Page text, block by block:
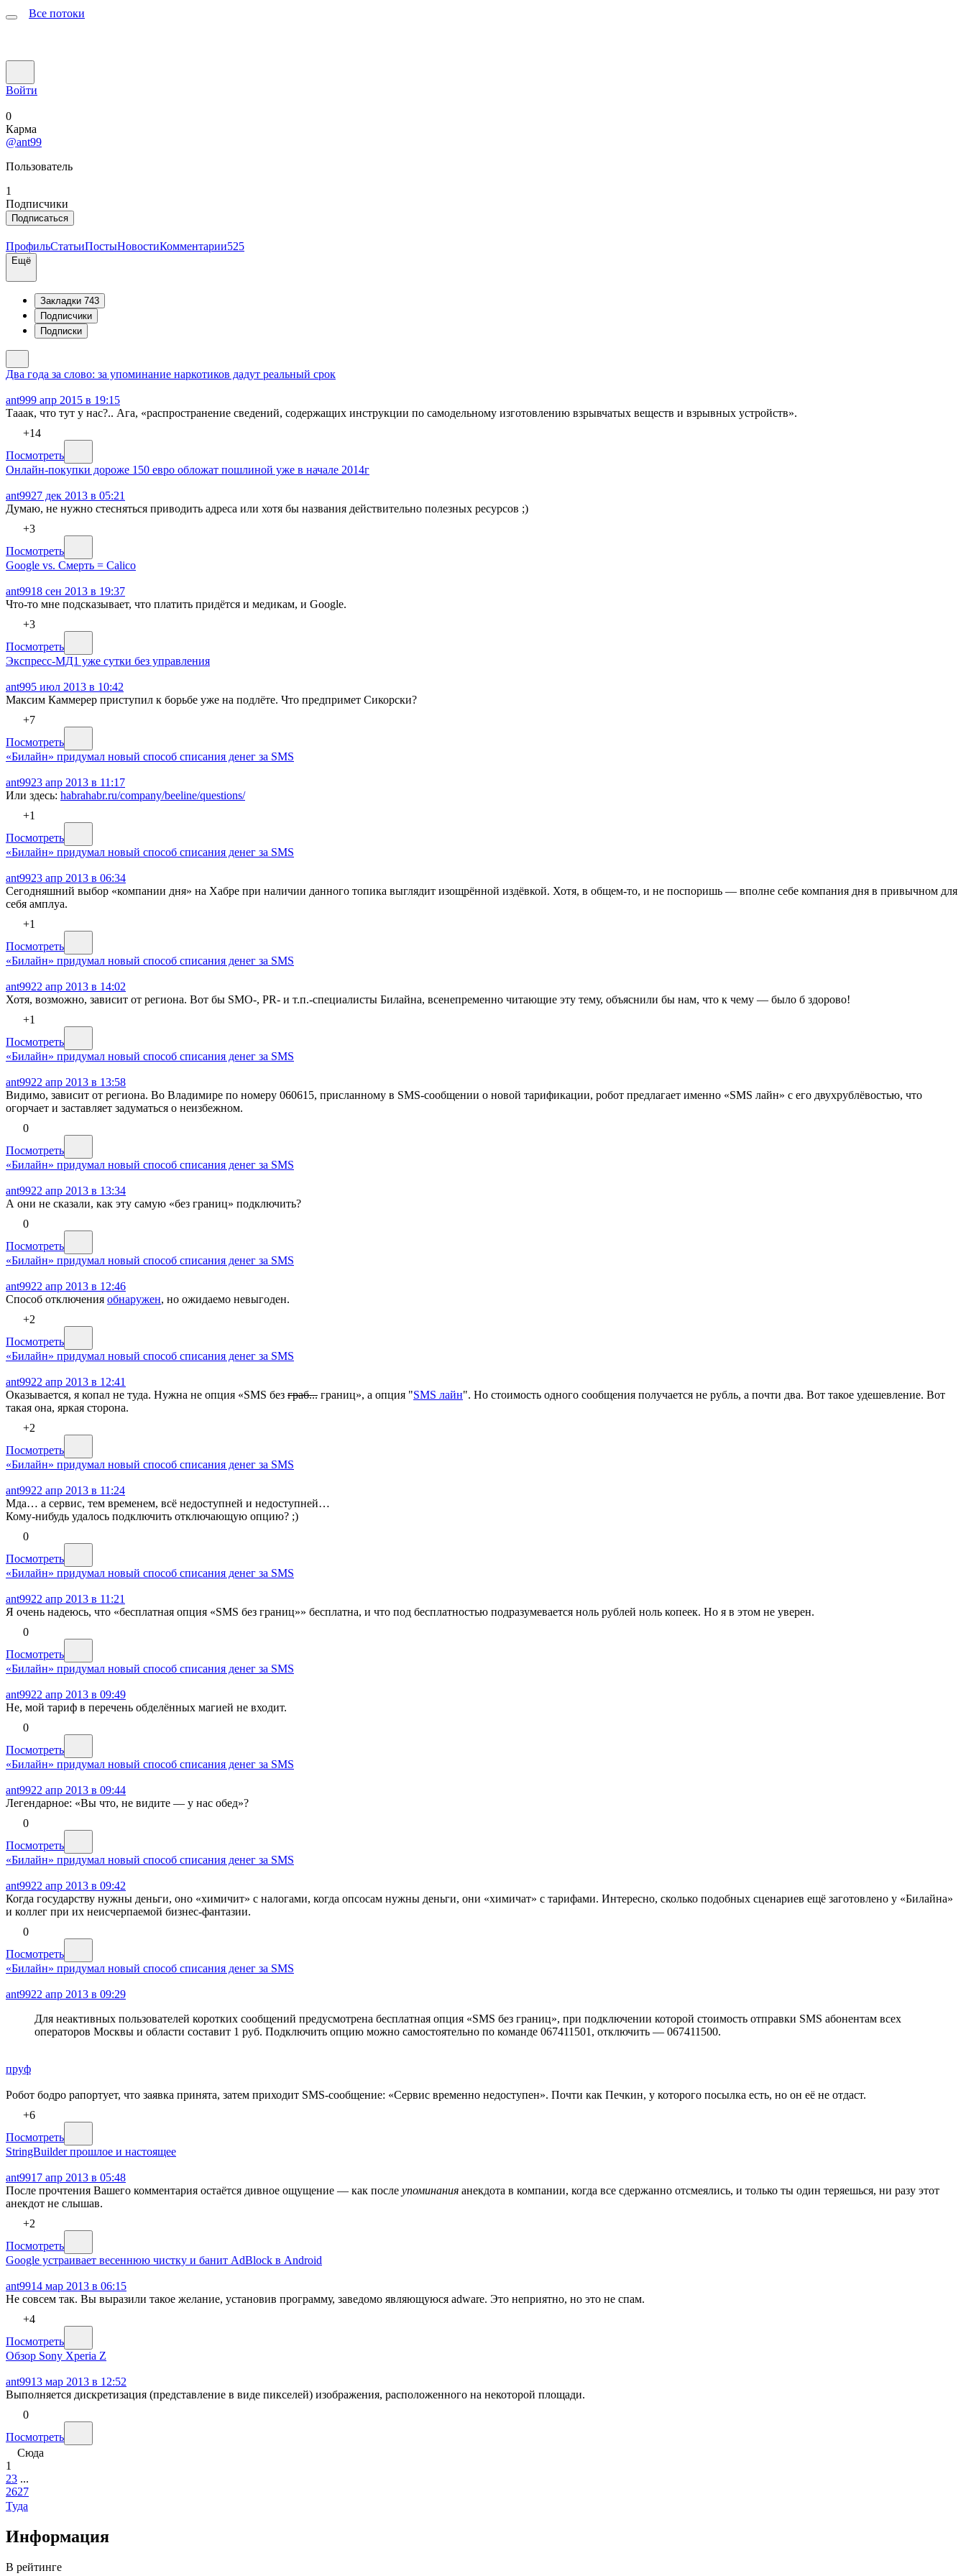
Все потоки
Войти
0
Карма
@ant99
Пользователь
1
Подписчики
Подписаться
ПрофильСтатьиПостыНовостиКомментарии525
Ещё
Закладки 743
Подписчики
Подписки
Два года за слово: за упоминание наркотиков дадут реальный срок
ant999 апр 2015 в 19:15
Тааак, что тут у нас?.. Ага, «распространение сведений, содержащих инструкции по самодельному изготовлению взрывчатых веществ и взрывных устройств».
+14
Посмотреть
Онлайн-покупки дороже 150 евро обложат пошлиной уже в начале 2014г
ant9927 дек 2013 в 05:21
Думаю, не нужно стесняться приводить адреса или хотя бы названия действительно полезных ресурсов ;)
+3
Посмотреть
Google vs. Смерть = Calico
ant9918 сен 2013 в 19:37
Что-то мне подсказывает, что платить придётся и медикам, и Google.
+3
Посмотреть
Экспресс-МД1 уже сутки без управления
ant995 июл 2013 в 10:42
Максим Каммерер приступил к борьбе уже на подлёте. Что предпримет Сикорски?
+7
Посмотреть
«Билайн» придумал новый способ списания денег за SMS
ant9923 апр 2013 в 11:17
Или здесь: habrahabr.ru/company/beeline/questions/
+1
Посмотреть
«Билайн» придумал новый способ списания денег за SMS
ant9923 апр 2013 в 06:34
Сегодняшний выбор «компании дня» на Хабре при наличии данного топика выглядит изощрённой издёвкой. Хотя, в общем-то, и не поспоришь — вполне себе компания дня в привычном для
себя амплуа.
+1
Посмотреть
«Билайн» придумал новый способ списания денег за SMS
ant9922 апр 2013 в 14:02
Хотя, возможно, зависит от региона. Вот бы SMO-, PR- и т.п.-специалисты Билайна, всенепременно читающие эту тему, объяснили бы нам, что к чему — было б здорово!
+1
Посмотреть
«Билайн» придумал новый способ списания денег за SMS
ant9922 апр 2013 в 13:58
Видимо, зависит от региона. Во Владимире по номеру 060615, присланному в SMS-сообщении о новой тарификации, робот предлагает именно «SMS лайн» с его двухрублёвостью, что
огорчает и заставляет задуматься о неизбежном.
0
Посмотреть
«Билайн» придумал новый способ списания денег за SMS
ant9922 апр 2013 в 13:34
А они не сказали, как эту самую «без границ» подключить?
0
Посмотреть
«Билайн» придумал новый способ списания денег за SMS
ant9922 апр 2013 в 12:46
Способ отключения обнаружен, но ожидаемо невыгоден.
+2
Посмотреть
«Билайн» придумал новый способ списания денег за SMS
ant9922 апр 2013 в 12:41
Оказывается, я копал не туда. Нужна не опция «SMS без граб... границ», а опция "SMS лайн". Но стоимость одного сообщения получается не рубль, а почти два. Вот такое удешевление. Вот
такая она, яркая сторона.
+2
Посмотреть
«Билайн» придумал новый способ списания денег за SMS
ant9922 апр 2013 в 11:24
Мда… а сервис, тем временем, всё недоступней и недоступней…
Кому-нибудь удалось подключить отключающую опцию? ;)
0
Посмотреть
«Билайн» придумал новый способ списания денег за SMS
ant9922 апр 2013 в 11:21
Я очень надеюсь, что «бесплатная опция «SMS без границ»» бесплатна, и что под бесплатностью подразумевается ноль рублей ноль копеек. Но я в этом не уверен.
0
Посмотреть
«Билайн» придумал новый способ списания денег за SMS
ant9922 апр 2013 в 09:49
Не, мой тариф в перечень обделённых магией не входит.
0
Посмотреть
«Билайн» придумал новый способ списания денег за SMS
ant9922 апр 2013 в 09:44
Легендарное: «Вы что, не видите — у нас обед»?
0
Посмотреть
«Билайн» придумал новый способ списания денег за SMS
ant9922 апр 2013 в 09:42
Когда государству нужны деньги, оно «химичит» с налогами, когда опсосам нужны деньги, они «химичат» с тарифами. Интересно, сколько подобных сценариев ещё заготовлено у «Билайна»
и коллег при их неисчерпаемой бизнес-фантазии.
0
Посмотреть
«Билайн» придумал новый способ списания денег за SMS
ant9922 апр 2013 в 09:29
Для неактивных пользователей коротких сообщений предусмотрена бесплатная опция «SMS без границ», при подключении которой стоимость отправки SMS абонентам всех
операторов Москвы и области составит 1 руб. Подключить опцию можно самостоятельно по команде 067411501, отключить — 067411500.
пруф
Робот бодро рапортует, что заявка принята, затем приходит SMS-сообщение: «Сервис временно недоступен». Почти как Печкин, у которого посылка есть, но он её не отдаст.
+6
Посмотреть
StringBuilder прошлое и настоящее
ant9917 апр 2013 в 05:48
После прочтения Вашего комментария остаётся дивное ощущение — как после упоминания анекдота в компании, когда все сдержанно отсмеялись, и только ты один теряешься, ни разу этот
анекдот не слышав.
+2
Посмотреть
Google устраивает весеннюю чистку и банит AdBlock в Android
ant9914 мар 2013 в 06:15
Не совсем так. Вы выразили такое желание, установив программу, заведомо являющуюся adware. Это неприятно, но это не спам.
+4
Посмотреть
Обзор Sony Xperia Z
ant9913 мар 2013 в 12:52
Выполняется дискретизация (представление в виде пикселей) изображения, расположенного на некоторой площади.
0
Посмотреть
Сюда
1
23 ...
2627
Туда
Информация
В рейтинге